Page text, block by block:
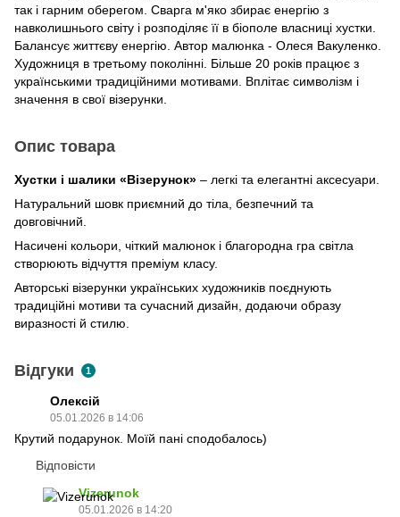
так і гарним оберегом. Сварга м'яко збирає енергію з
навколишнього світу і розподіляє її в біополе власниці хустки.
Балансує життєву енергію. Автор малюнка - Олеся Вакуленко.
Художниця в третьому поколінні. Більше 20 років працює з
українськими традиційними мотивами. Вплітає символізм і
значення в свої візерунки.
Опис товара
Хустки і шалики «Візерунок» – легкі та елегантні аксесуари.
Натуральний шовк приємний до тіла, безпечний та
довговічний.
Насичені кольори, чіткий малюнок і благородна гра світла
створюють відчуття преміум класу.
Авторські візерунки українських художників поєднують
традиційні мотиви та сучасний дизайн, додаючи образу
виразності й стилю.
Відгуки 1
Олексій
05.01.2026 в 14:06
Крутий подарунок. Моїй пані сподобалось)
Відповісти
Vizerunok
05.01.2026 в 14:20